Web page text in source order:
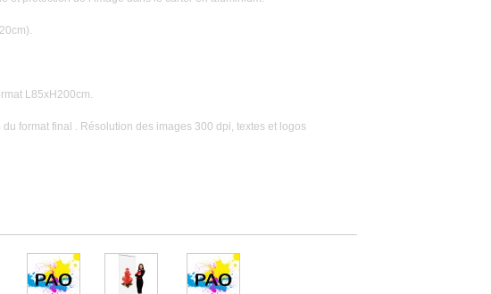
L85xH200cm.
format final . Résolution des images 300 dpi, textes et logos